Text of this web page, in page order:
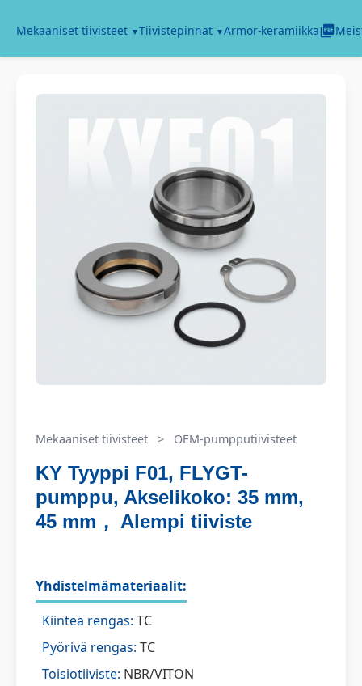
Mekaaniset tiivisteet Tiivistepinnat Armor-keramiikka
Mekaaniset tiivisteet > OEM-pumpputiivisteet
KY Tyyppi F01, FLYGT-
pumppu, Akselikoko: 35 mm,
45 mm， Alempi tiiviste
Yhdistelmämateriaalit:
Kiinteä rengas: TC
Pyörivä rengas: TC
Toisiotiiviste: NBR/VITON